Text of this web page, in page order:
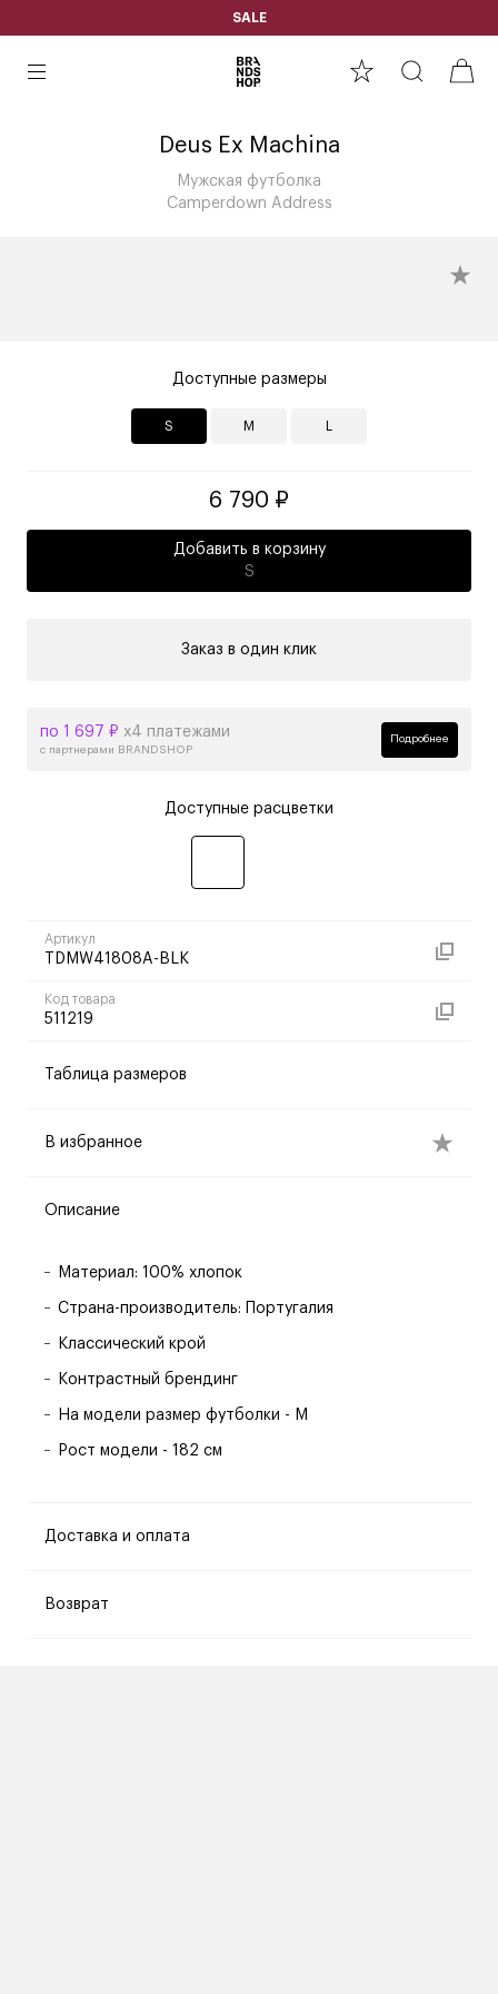
SALE
Deus Ex Machina
Мужская футболка
Camperdown Address
Доступные размеры
S M
6 790 ₽
Добавить в корзину
S
Заказ в один клик
по 1 697 ₽ х4 платежами
с партнерами BRANDSHOP
Подробнее
Доступные расцветки
Артикул
TDMW41808A-BLK
Код товара
511219
Таблица размеров
В избранное
Описание
Материал: 100% хлопок
Страна-производитель: Португалия
Классический крой
Контрастный брендинг
На модели размер футболки - M
Рост модели - 182 см
Доставка и оплата
Возврат